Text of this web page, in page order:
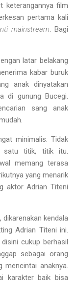
keterangannya film
pertama kali
mainstream . Bagi
latar belakang
kabar buruk
anak dinyatakan
di gunung Bucegi.
sang anak
minimalis. Tidak
satu titik, titik itu.
memang terasa
yang menarik
aktor Adrian Titeni
kendala
Adrian Titeni ini.
cukup berhasil
sebagai orang
anaknya.
karakter baik bisa